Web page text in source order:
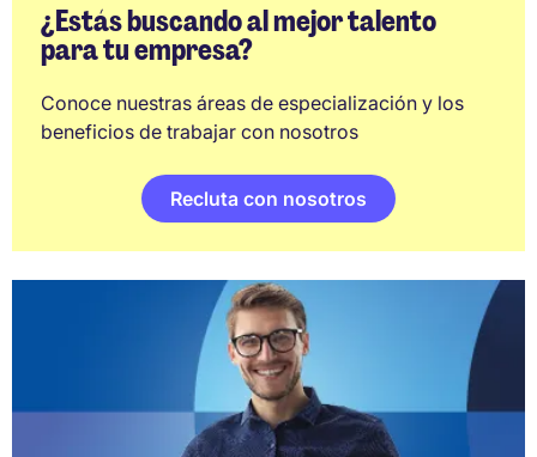
¿Estás buscando al mejor talento
para tu empresa?
Conoce nuestras áreas de especialización y los
beneficios de trabajar con nosotros
Recluta con nosotros